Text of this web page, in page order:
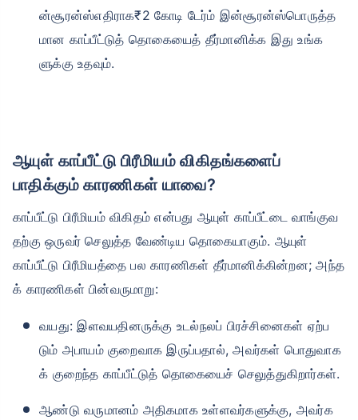
ன்சூரன்ஸ்எதிராக₹2 கோடி டேர்ம் இன்சூரன்ஸ்பொருத்த
மான காப்பீட்டுத் தொகையைத் தீர்மானிக்க இது உங்க
ளுக்கு உதவும்.
ஆயுள் காப்பீட்டு பிரீமியம் விகிதங்களைப்
பாதிக்கும் காரணிகள் யாவை?
காப்பீட்டு பிரீமியம் விகிதம் என்பது ஆயுள் காப்பீட்டை வாங்குவ
தற்கு ஒருவர் செலுத்த வேண்டிய தொகையாகும். ஆயுள்
காப்பீட்டு பிரீமியத்தை பல காரணிகள் தீர்மானிக்கின்றன; அந்த
க் காரணிகள் பின்வருமாறு:
வயது: இளவயதினருக்கு உடல்நலப் பிரச்சினைகள் ஏற்ப
டும் அபாயம் குறைவாக இருப்பதால், அவர்கள் பொதுவாக
க் குறைந்த காப்பீட்டுத் தொகையைச் செலுத்துகிறார்கள்.
ஆண்டு வருமானம் அதிகமாக உள்ளவர்களுக்கு, அவர்க